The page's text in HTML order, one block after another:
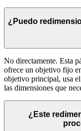
¿Puedo
No directamente. Esta
ofrece un objetivo fijo
objetivo principal, usa el
las dimensiones que
¿Este